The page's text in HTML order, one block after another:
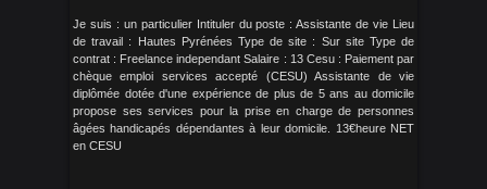
Je suis : un particulier Intituler du poste : Assistante de vie Lieu
de travail : Hautes Pyrénées Type de site : Sur site Type de
contrat : Freelance independant Salaire : 13 Cesu : Paiement par
chèque emploi services accepté (CESU) Assistante de vie
diplômée dotée d'une expérience de plus de 5 ans au domicile
propose ses services pour la prise en charge de personnes
âgées handicapés dépendantes à leur domicile. 13€heure NET
en CESU